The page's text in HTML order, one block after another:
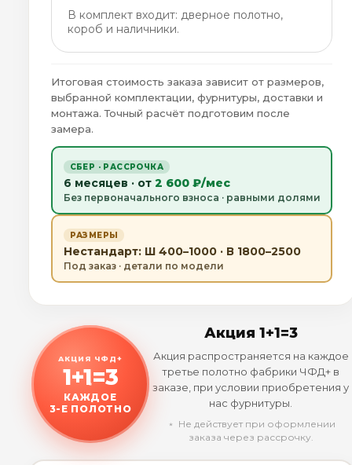
В комплект входит: дверное полотно,
короб и наличники.
Итоговая стоимость заказа зависит от размеров,
выбранной комплектации, фурнитуры, доставки и
монтажа. Точный расчёт подготовим после
замера.
СБЕР · РАССРОЧКА
6 месяцев · от 2 600 ₽/мес
Без первоначального взноса · равными долями
РАЗМЕРЫ
Нестандарт: Ш 400–1000 · В 1800–2500
Под заказ · детали по модели
АКЦИЯ ЧФД+
1+1=3
КАЖДОЕ
3-Е ПОЛОТНО
Акция 1+1=3
Акция распространяется на каждое
третье полотно фабрики ЧФД+ в
заказе, при условии приобретения у
нас фурнитуры.
﹡ Не действует при оформлении
заказа через рассрочку.